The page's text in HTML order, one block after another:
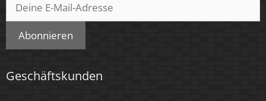
Tube-Farbe
Schwarz
< 6 SDCM
Abonnieren
Geschäftskunden